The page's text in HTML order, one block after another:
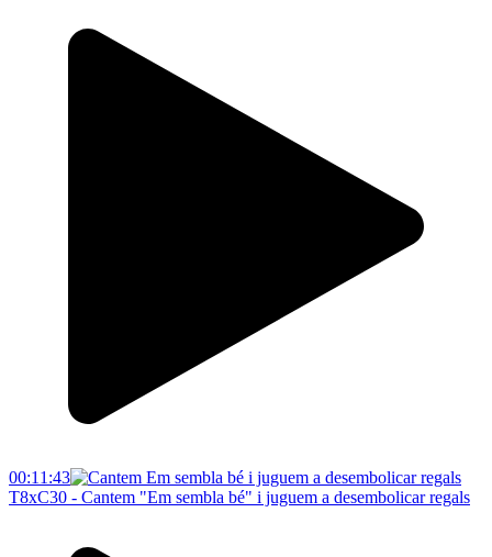
00:11:43
T8xC30 - Cantem "Em sembla bé" i juguem a desembolicar regals